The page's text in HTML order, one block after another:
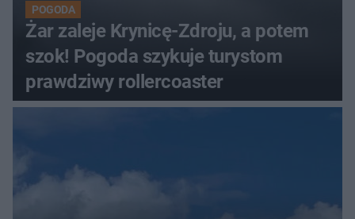
POGODA
Żar zaleje Krynicę-Zdroju, a potem
szok! Pogoda szykuje turystom
prawdziwy rollercoaster